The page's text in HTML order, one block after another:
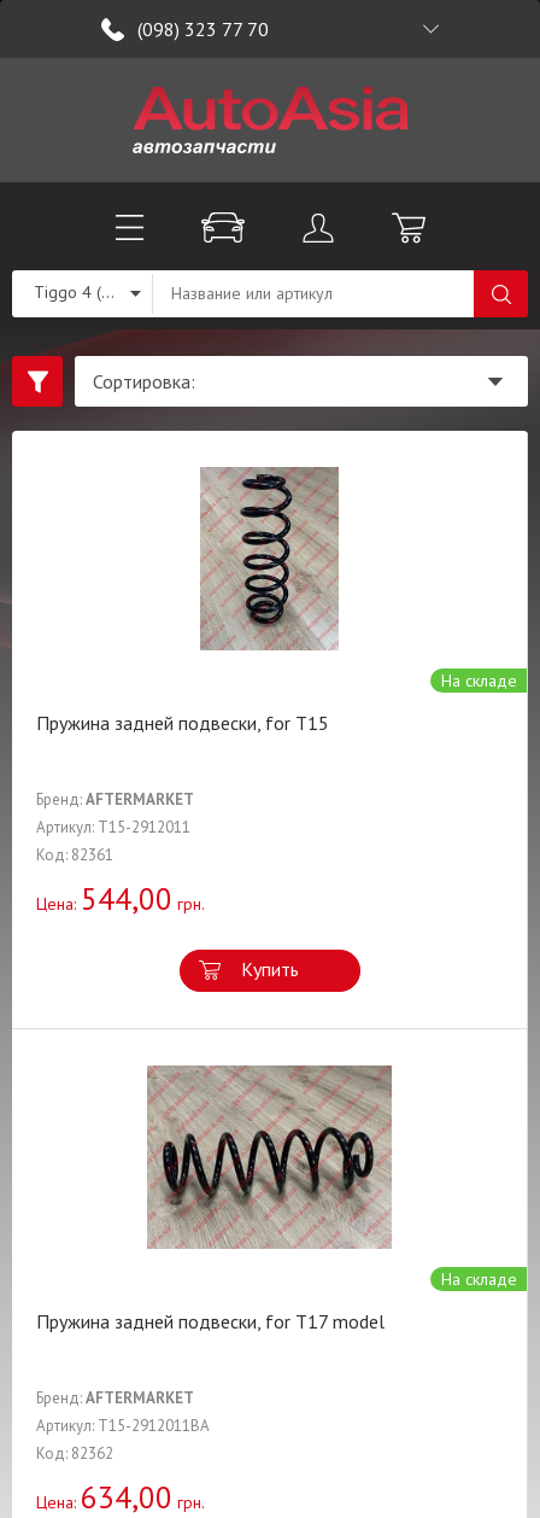
(098) 323 77 70
Tiggo 4 (T19)
На складе
Пружина задней подвески, for T15
Бренд:AFTERMARKET
Артикул: T15-2912011
Код: 82361
Цена: 544,00 грн.
Купить
На складе
Пружина задней подвески, for T17 model
Бренд:AFTERMARKET
Артикул: T15-2912011BA
Код: 82362
Цена: 634,00 грн.